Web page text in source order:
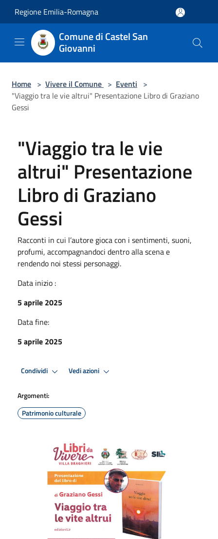
Regione Emilia-Romagna
Comune di Castel San
Giovanni
Home > Vivere il Comune > Eventi >
"Viaggio tra le vie altrui" Presentazione Libro di Graziano
Gessi
"Viaggio tra le vie
altrui" Presentazione
Libro di Graziano
Gessi
Racconti in cui l’autore gioca con i sentimenti, suoni,
profumi, accompagnandoci dentro alla scena e
rendendo noi stessi personaggi.
Data inizio :
5 aprile 2025
Data fine:
5 aprile 2025
Condividi Vedi azioni
Argomenti:
Patrimonio culturale